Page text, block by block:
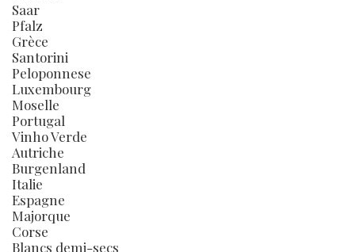
Saar
Pfalz
Grèce
Santorini
Peloponnese
Luxembourg
Moselle
Portugal
Vinho Verde
Autriche
Burgenland
Italie
Espagne
Majorque
Corse
Blancs demi-secs